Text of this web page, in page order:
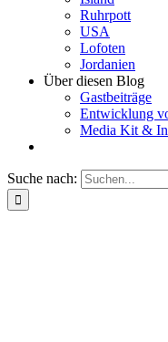
Ruhrpott
USA
Lofoten
Jordanien
Über diesen Blog
Gastbeiträge
Entwicklung
Media Kit &
Suche nach: